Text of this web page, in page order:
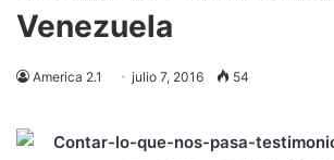
Venezuela
America 2.1 julio 7, 2016 54